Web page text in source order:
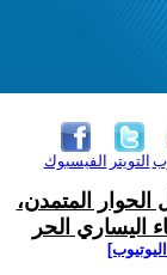
الفيسبوك التويتر
الحوار المتمدن،
اليساري الحر